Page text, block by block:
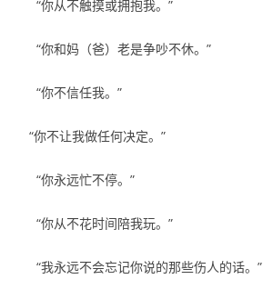
“你从不触摸或拥抱我。”
“你和妈（爸）老是争吵不休。”
“你不信任我。”
“你不让我做任何决定。”
“你永远忙不停。”
“你从不花时间陪我玩。”
“我永远不会忘记你说的那些伤人的话。”